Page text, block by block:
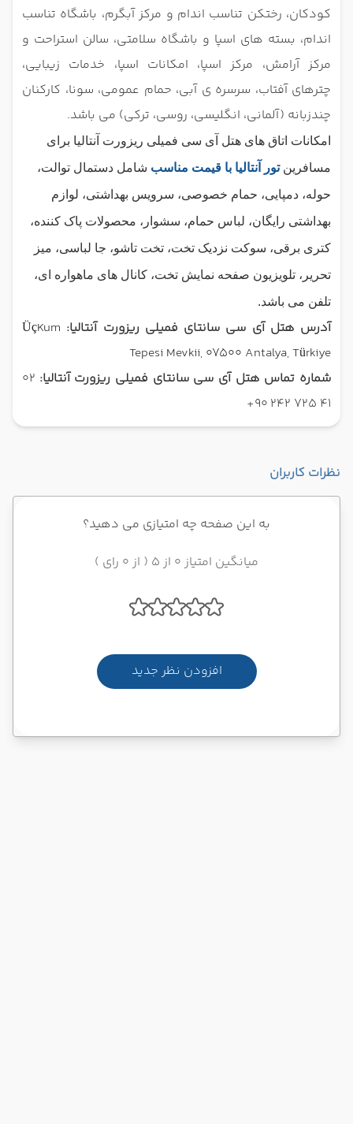
کودکان، رختکن تناسب اندام و مرکز آبگرم، باشگاه تناسب
اندام، بسته های اسپا و باشگاه سلامتی، سالن استراحت و
مرکز آرامش، مرکز اسپا، امکانات اسپا، خدمات زیبایی،
چترهای آفتاب، سرسره ی آبی، حمام عمومی، سونا، کارکنان
چندزبانه (آلمانی، انگلیسی، روسی، ترکی) می باشد.
امکانات اتاق های هتل آی سی فمیلی ریزورت آنتالیا برای
مسافرینتور آنتالیا با قیمت مناسب شامل دستمال توالت،
حوله، دمپایی، حمام خصوصی، سرویس بهداشتی، لوازم
بهداشتی رایگان، لباس حمام، سشوار، محصولات پاک کننده،
کتری برقی، سوکت نزدیک تخت، تخت تاشو، جا لباسی، میز
تحریر، تلویزیون صفحه نمایش تخت، کانال های ماهواره ای،
تلفن می باشد.
آدرس هتل آی سی سانتای فمیلی ریزورت آنتالیا: ÜçKum
Tepesi Mevkii, 07500 Antalya, Türkiye
شماره تماس هتل آی سی سانتای فمیلی ریزورت آنتالیا: 02
41 725 242 90+
نظرات کاربران
به این صفحه چه امتیازی می دهید؟
میانگین امتیاز 0 از 5 ( از 0 رای )
افزودن نظر جدید